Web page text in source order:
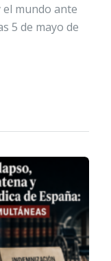
el mundo ante
5 de mayo de